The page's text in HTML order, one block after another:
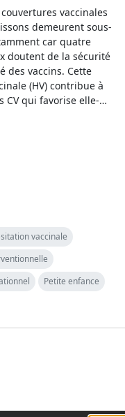
vaccinales
demeurent sous-
car quatre
doutent de la sécurité
des vaccins. Cette
(HV) contribue à
CV qui favorise elle-…
vaccinale
Petite enfance